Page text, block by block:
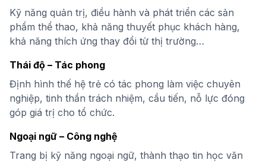
Kỹ năng quản trị, điều hành và phát triển các sản
phẩm thể thao, khả năng thuyết phục khách hàng,
khả năng thích ứng thay đổi từ thị trường…
Thái độ – Tác phong
Định hình thế hệ trẻ có tác phong làm việc chuyên
nghiệp, tinh thần trách nhiệm, cầu tiến, nỗ lực đóng
góp giá trị cho tổ chức.
Ngoại ngữ – Công nghệ
Trang bị kỹ năng ngoại ngữ, thành thạo tin học văn